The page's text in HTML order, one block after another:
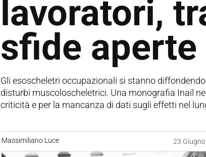
lavoratori,
sfide aperte
Gli esoscheletri occupazionali si stanno
disturbi muscoloscheletrici. Una monografia Inail
criticità e per la mancanza di dati sugli effetti nel
Massimiliano Luce 23